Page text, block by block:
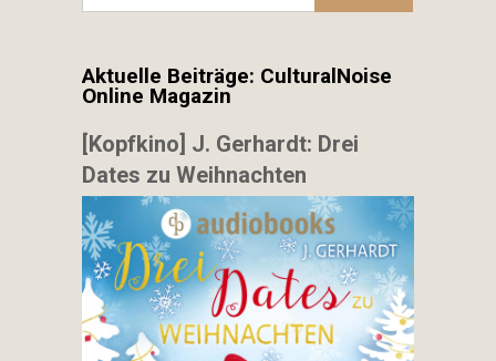
Aktuelle Beiträge: CulturalNoise
Online Magazin
[Kopfkino] J. Gerhardt: Drei
Dates zu Weihnachten